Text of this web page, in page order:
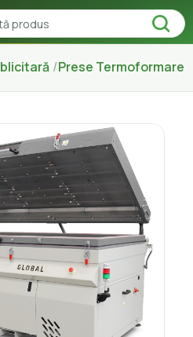
Prese Termoformare